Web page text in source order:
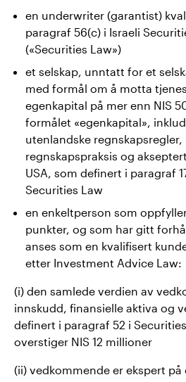
en underwriter (garantist)
paragraf 56(c) i Israeli
(«Securities Law»)
et selskap, unntatt for et
med formål om å motta
egenkapital på mer enn NIS
formålet «egenkapital»,
utenlandske
regnskapspraksis og
USA, som definert i paragraf
Securities Law
en enkeltperson som
punkter, og som har gitt
anses som en kvalifisert
etter Investment Advice Law:
(i) den samlede verdien av
innskudd, finansielle aktiva og
definert i paragraf 52 i
overstiger NIS 12 millioner
(ii) vedkommende er ekspert